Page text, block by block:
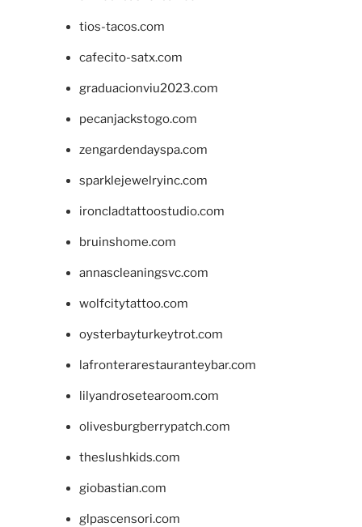
tios-tacos.com
cafecito-satx.com
graduacionviu2023.com
pecanjackstogo.com
zengardendayspa.com
sparklejewelryinc.com
ironcladtattoostudio.com
bruinshome.com
annascleaningsvc.com
wolfcitytattoo.com
oysterbayturkeytrot.com
lafronterarestauranteybar.com
lilyandrosetearoom.com
olivesburgberrypatch.com
theslushkids.com
giobastian.com
glpascensori.com